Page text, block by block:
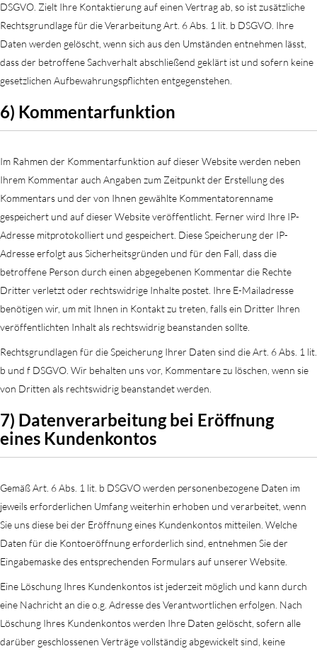
DSGVO. Zielt Ihre Kontaktierung auf einen Vertrag ab, so ist zusätzliche
Rechtsgrundlage für die Verarbeitung Art. 6 Abs. 1 lit. b DSGVO. Ihre
Daten werden gelöscht, wenn sich aus den Umständen entnehmen lässt,
dass der betroffene Sachverhalt abschließend geklärt ist und sofern keine
gesetzlichen Aufbewahrungspflichten entgegenstehen.
6) Kommentarfunktion
Im Rahmen der Kommentarfunktion auf dieser Website werden neben
Ihrem Kommentar auch Angaben zum Zeitpunkt der Erstellung des
Kommentars und der von Ihnen gewählte Kommentatorenname
gespeichert und auf dieser Website veröffentlicht. Ferner wird Ihre IP-
Adresse mitprotokolliert und gespeichert. Diese Speicherung der IP-
Adresse erfolgt aus Sicherheitsgründen und für den Fall, dass die
betroffene Person durch einen abgegebenen Kommentar die Rechte
Dritter verletzt oder rechtswidrige Inhalte postet. Ihre E-Mailadresse
benötigen wir, um mit Ihnen in Kontakt zu treten, falls ein Dritter Ihren
veröffentlichten Inhalt als rechtswidrig beanstanden sollte.
Rechtsgrundlagen für die Speicherung Ihrer Daten sind die Art. 6 Abs. 1 lit.
b und f DSGVO. Wir behalten uns vor, Kommentare zu löschen, wenn sie
von Dritten als rechtswidrig beanstandet werden.
7) Datenverarbeitung bei Eröffnung
eines Kundenkontos
Gemäß Art. 6 Abs. 1 lit. b DSGVO werden personenbezogene Daten im
jeweils erforderlichen Umfang weiterhin erhoben und verarbeitet, wenn
Sie uns diese bei der Eröffnung eines Kundenkontos mitteilen. Welche
Daten für die Kontoeröffnung erforderlich sind, entnehmen Sie der
Eingabemaske des entsprechenden Formulars auf unserer Website.
Eine Löschung Ihres Kundenkontos ist jederzeit möglich und kann durch
eine Nachricht an die o.g. Adresse des Verantwortlichen erfolgen. Nach
Löschung Ihres Kundenkontos werden Ihre Daten gelöscht, sofern alle
darüber geschlossenen Verträge vollständig abgewickelt sind, keine